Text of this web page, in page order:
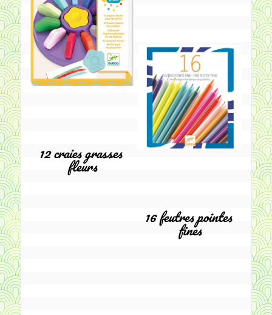
12 craies grasses
fleurs
16 feutres pointes
fines